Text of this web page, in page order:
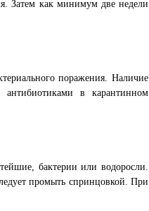
Затем как минимум две недели
поражения. Наличие
антибиотиками в карантинном
бактерии или водоросли.
промыть спринцовкой. При